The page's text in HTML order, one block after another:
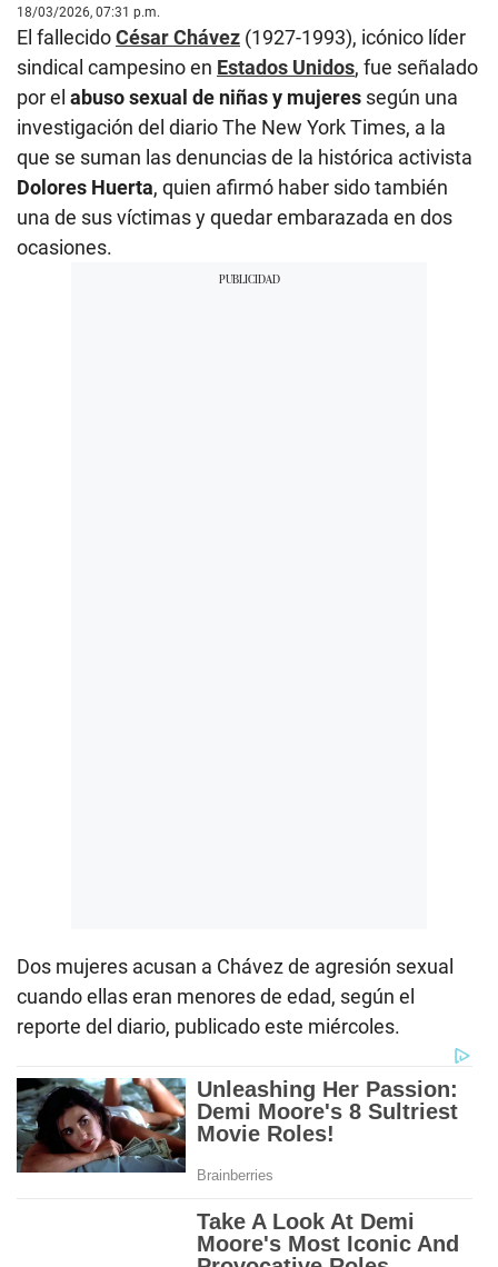
18/03/2026, 07:31 p.m.
El fallecidoCésar Chávez (1927-1993), icónico líder
sindical campesino en Estados Unidos, fue señalado
por el abuso sexual de niñas y mujeres según una
investigación del diario The New York Times, a la
que se suman las denuncias de la histórica activista
Dolores Huerta, quien afirmó haber sido también
una de sus víctimas y quedar embarazada en dos
ocasiones.
Dos mujeres acusan a Chávez de agresión sexual
cuando ellas eran menores de edad, según el
reporte del diario, publicado este miércoles.